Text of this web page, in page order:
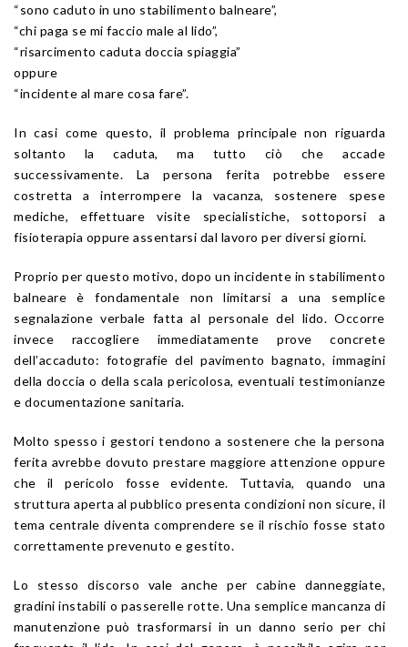
“sono caduto in uno stabilimento balneare”,
“chi paga se mi faccio male al lido”,
“risarcimento caduta doccia spiaggia”
oppure
“incidente al mare cosa fare”.
In casi come questo, il problema principale non riguarda
soltanto la caduta, ma tutto ciò che accade
successivamente. La persona ferita potrebbe essere
costretta a interrompere la vacanza, sostenere spese
mediche, effettuare visite specialistiche, sottoporsi a
fisioterapia oppure assentarsi dal lavoro per diversi giorni.
Proprio per questo motivo, dopo un incidente in stabilimento
balneare è fondamentale non limitarsi a una semplice
segnalazione verbale fatta al personale del lido. Occorre
invece raccogliere immediatamente prove concrete
dell’accaduto: fotografie del pavimento bagnato, immagini
della doccia o della scala pericolosa, eventuali testimonianze
e documentazione sanitaria.
Molto spesso i gestori tendono a sostenere che la persona
ferita avrebbe dovuto prestare maggiore attenzione oppure
che il pericolo fosse evidente. Tuttavia, quando una
struttura aperta al pubblico presenta condizioni non sicure, il
tema centrale diventa comprendere se il rischio fosse stato
correttamente prevenuto e gestito.
Lo stesso discorso vale anche per cabine danneggiate,
gradini instabili o passerelle rotte. Una semplice mancanza di
manutenzione può trasformarsi in un danno serio per chi